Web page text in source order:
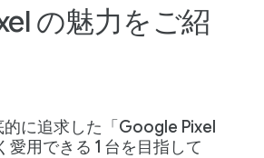
の魅力をご紹
的に追求した「Google Pixel
愛用できる 1 台を目指して